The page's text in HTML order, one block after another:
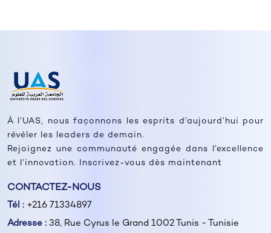
À l’UAS, nous façonnons les esprits d’aujourd’hui pour
révéler les leaders de demain.
Rejoignez une communauté engagée dans l’excellence
et l’innovation. Inscrivez-vous dès maintenant
CONTACTEZ-NOUS
Tél : +216 71334897
Adresse : 38, Rue Cyrus le Grand 1002 Tunis - Tunisie